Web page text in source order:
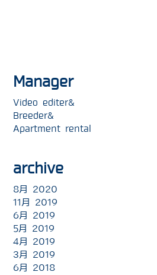
Manager
Video editer&
Breeder&
Apartment rental
archive
8月 2020
11月 2019
6月 2019
5月 2019
4月 2019
3月 2019
6月 2018